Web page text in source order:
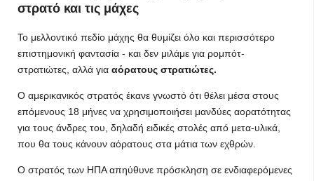
στρατό και τις μάχες
Το μελλοντικό πεδίο μάχης θα θυμίζει όλο και περισσότερο
επιστημονική φαντασία - και δεν μιλάμε για ρομπότ-
στρατιώτες, αλλά για αόρατους στρατιώτες.
Ο αμερικανικός στρατός έκανε γνωστό ότι θέλει μέσα στους
επόμενους 18 μήνες να χρησιμοποιήσει μανδύες αορατότητας
για τους άνδρες του, δηλαδή ειδικές στολές από μετα-υλικά,
που θα τους κάνουν αόρατους στα μάτια των εχθρών.
Ο στρατός των ΗΠΑ απηύθυνε πρόσκληση σε ενδιαφερόμενες